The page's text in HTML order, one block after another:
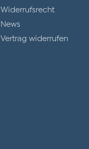
Widerrufsrecht
News
Vertrag widerrufen